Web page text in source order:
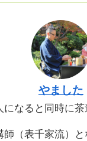
やました
になると同時に
師（表千家流）